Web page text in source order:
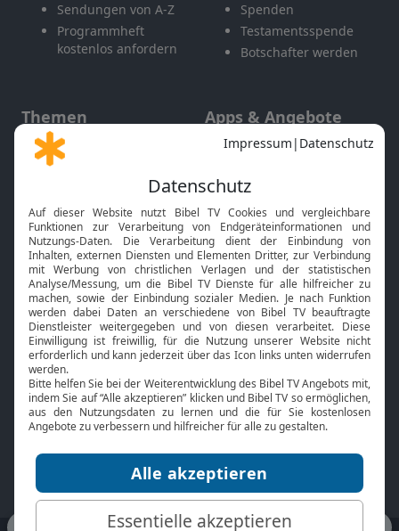
Sendungen von A-Z
Programmheft
kostenlos anfordern
Spenden
Testamentsspende
Botschafter werden
Themen
Gott und Bibel erklärt
Neuigkeiten
Apps & Angebote
Mobile App
Smart TV
HbbTV
Bibelthek Online-Bibel
Nächster Gottesdienst
Bibel TV
Über uns
Jobs
Mediadaten
Service
Kontakt
TV-Empfang